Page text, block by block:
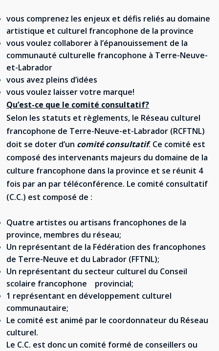
Répertoire des professionnels de santé
Visages de la santé
Pinos Mpiana
Allison Chaytor
Maurice Nzoyamara
Lee Trowbridge
Randy Follet
Skye Fisher
Pamela Tucker
Anastasia Knudsen
Brian Kizner
Marc-Alexandre Mestres
Stacy Smith
Nancy Dillon
Clare Halleran
Programmes et services du gouvernement
provincial
Ressources linguistiques pour la
vous comprenez les enjeux et défis reliés au domaine
artistique et culturel francophone de la province
vous voulez collaborer à l’épanouissement de la
communauté culturelle francophone à Terre-Neuve-
et-Labrador
vous avez pleins d’idées
vous voulez laisser votre marque!
Qu’est-ce que le comité consultatif?
Selon les statuts et règlements, le Réseau culturel
francophone de Terre-Neuve-et-Labrador (RCFTNL)
doit se doter d’un comité consultatif. Ce comité est
composé des intervenants majeurs du domaine de la
culture francophone dans la province et se réunit 4
fois par an par téléconférence. Le comité consultatif
(C.C.) est composé de :
Quatre artistes ou artisans francophones de la
province, membres du réseau;
Un représentant de la Fédération des francophones
de Terre-Neuve et du Labrador (FFTNL);
Un représentant du secteur culturel du Conseil
scolaire francophone provincial;
1 représentant en développement culturel
communautaire;
Le comité est animé par le coordonnateur du Réseau
culturel.
Le C.C. est donc un comité formé de conseillers ou